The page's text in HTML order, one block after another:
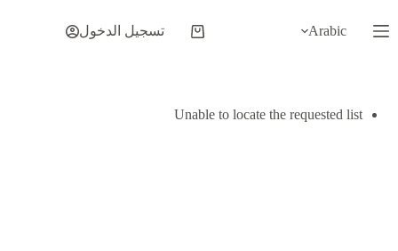
إلى
المحتوى
Arabic
عربة
تسجيل الدخول
Unable to locate the requested list